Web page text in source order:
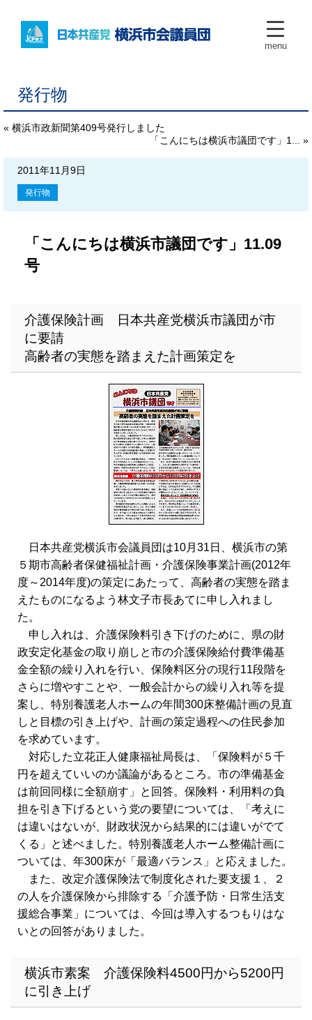
menu
発行物
« 横浜市政新聞第409号発行しました
「こんにちは横浜市議団です」1... »
2011年11月9日
発行物
「こんにちは横浜市議団です」11.09
号
介護保険計画 日本共産党横浜市議団が市
に要請
高齢者の実態を踏まえた計画策定を
日本共産党横浜市会議員団は10月31日、横浜市の第
５期市高齢者保健福祉計画・介護保険事業計画(2012年
度～2014年度)の策定にあたって、高齢者の実態を踏ま
えたものになるよう林文子市長あてに申し入れまし
た。
申し入れは、介護保険料引き下げのために、県の財
政安定化基金の取り崩しと市の介護保険給付費準備基
金全額の繰り入れを行い、保険料区分の現行11段階を
さらに増やすことや、一般会計からの繰り入れ等を提
案し、特別養護老人ホームの年間300床整備計画の見直
しと目標の引き上げや、計画の策定過程への住民参加
を求めています。
対応した立花正人健康福祉局長は、「保険料が５千
円を超えていいのか議論があるところ。市の準備基金
は前回同様に全額崩す」と回答。保険料・利用料の負
担を引き下げるという党の要望については、「考えに
は違いはないが、財政状況から結果的には違いがでて
くる」と述べました。特別養護老人ホーム整備計画に
ついては、年300床が「最適バランス」と応えました。
また、改定介護保険法で制度化された要支援１、２
の人を介護保険から排除する「介護予防・日常生活支
援総合事業」については、今回は導入するつもりはな
いとの回答がありました。
横浜市素案 介護保険料4500円から5200円
に引き上げ